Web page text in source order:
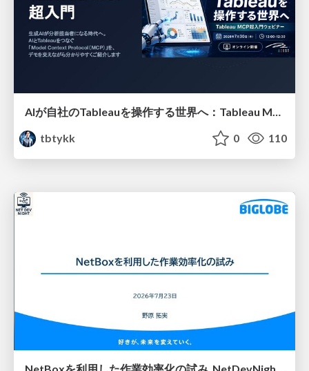
tbtykk
0 110